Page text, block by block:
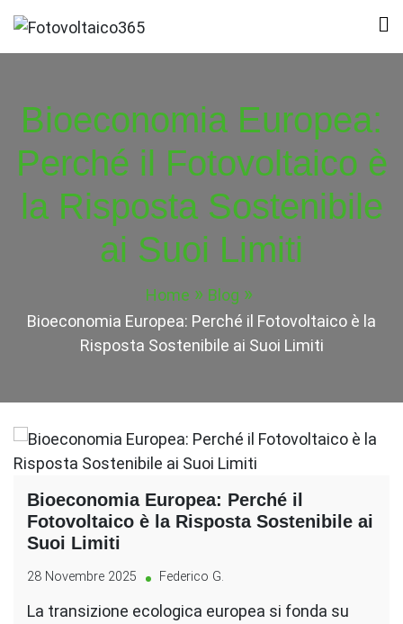
Skip
to
Fotovoltaico365
Impianto a Costo Zero Autofinanziato
Bioeconomia Europea:
Perché il Fotovoltaico è
la Risposta Sostenibile
ai Suoi Limiti
Home
Blog
Bioeconomia Europea: Perché il Fotovoltaico è la
Risposta Sostenibile ai Suoi Limiti
Bioeconomia Europea: Perché il
Fotovoltaico è la Risposta Sostenibile ai
Suoi Limiti
28 Novembre 2025 Federico G.
La transizione ecologica europea si fonda su